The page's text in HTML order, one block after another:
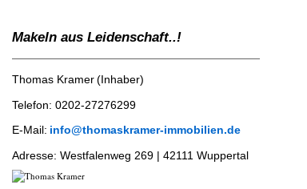
Makeln aus Leidenschaft..!
Thomas Kramer(Inhaber)
Telefon: 0202-27276299
E-Mail: info@thomaskramer-immobilien.de
​Adresse: Westfalenweg 269 | 42111 Wuppertal